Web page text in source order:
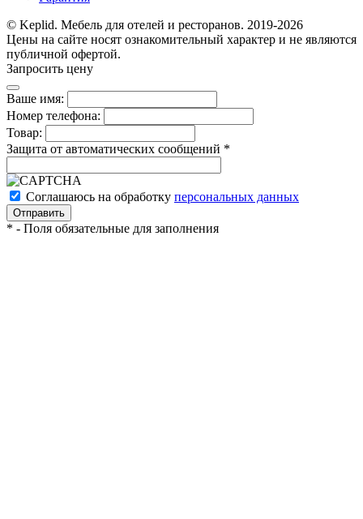
© Keplid. Мебель для отелей и ресторанов. 2019-2026
Цены на сайте носят ознакомительный характер и не являются
публичной офертой.
Запросить цену
Ваше имя:
Номер телефона:
Товар:
Защита от автоматических сообщений *
Соглашаюсь на обработку персональных данных
* - Поля обязательные для заполнения